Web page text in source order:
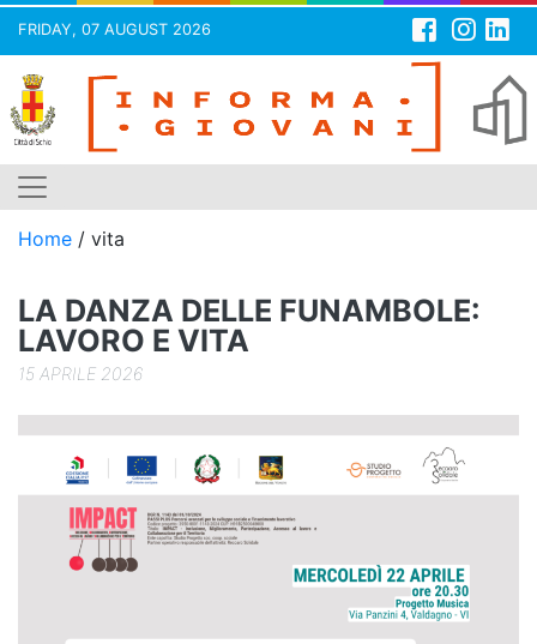
FRIDAY, 07 AUGUST 2026
Skip
content
Home / vita
LA DANZA DELLE FUNAMBOLE:
LAVORO E VITA
15 APRILE 2026